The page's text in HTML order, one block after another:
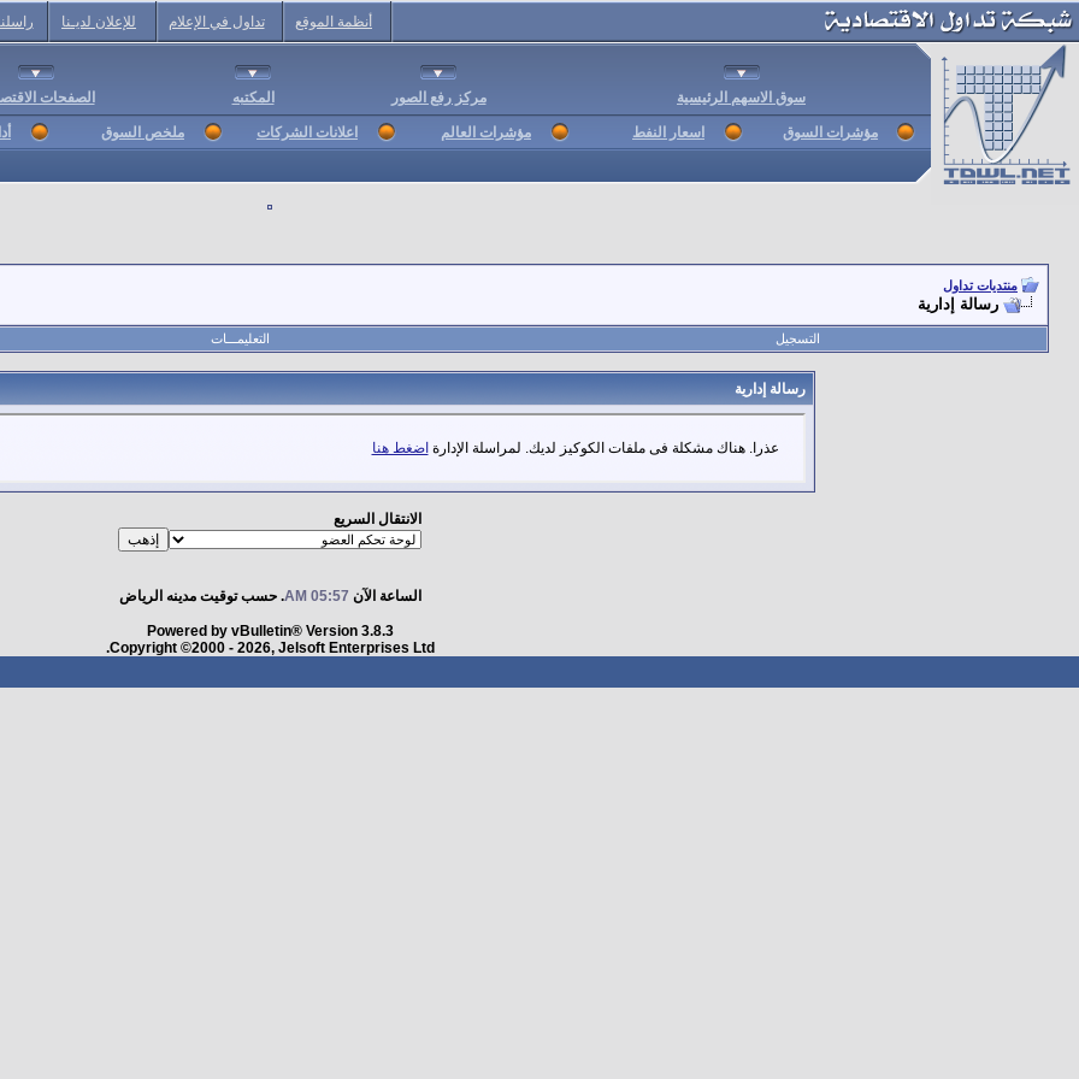
أنظمة الموقع تداول في الإعلام للإعلان لديـنا
سوق الاسهم الرئيسية مركز رفع الصور المكتبه الصفحات
مؤشرات السوق اسعار النفط مؤشرات العالم اعلانات الشركات ملخص السوق
منتديات تداول
رسالة إدارية
التسجيل التعليمـــات
رسالة إدارية
عذرا. هناك مشكلة فى ملفات الكوكيز لديك. لمراسلة الإدارة اضغط هنا
الانتقال السريع
الساعة الآن 05:57 AM . حسب توقيت مدينه الرياض
Powered by vBulletin® Version 3.8.3
Copyright ©2000 - 2026, Jelsoft Enterprises Ltd.